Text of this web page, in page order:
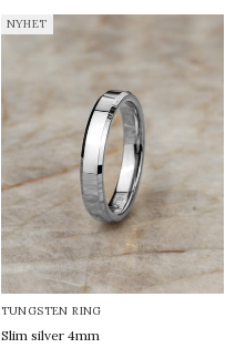
NYHET
TUNGSTEN RING
Slim silver 4mm